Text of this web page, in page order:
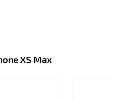
XS Max